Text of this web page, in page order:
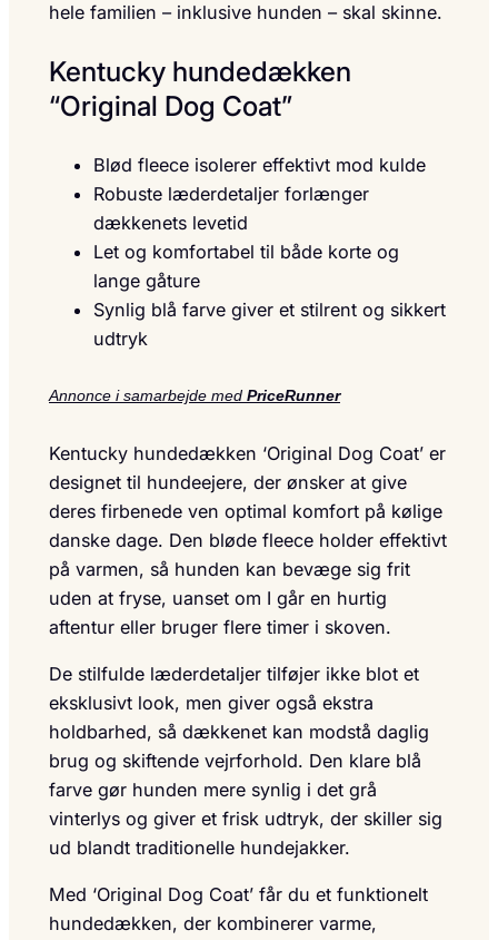
hele familien – inklusive hunden – skal skinne.
Kentucky hundedækken
“Original Dog Coat”
Blød fleece isolerer effektivt mod kulde
Robuste læderdetaljer forlænger
dækkenets levetid
Let og komfortabel til både korte og
lange gåture
Synlig blå farve giver et stilrent og sikkert
udtryk
Annonce i samarbejde med PriceRunner
Kentucky hundedækken ‘Original Dog Coat’ er
designet til hundeejere, der ønsker at give
deres firbenede ven optimal komfort på kølige
danske dage. Den bløde fleece holder effektivt
på varmen, så hunden kan bevæge sig frit
uden at fryse, uanset om I går en hurtig
aftentur eller bruger flere timer i skoven.
De stilfulde læderdetaljer tilføjer ikke blot et
eksklusivt look, men giver også ekstra
holdbarhed, så dækkenet kan modstå daglig
brug og skiftende vejrforhold. Den klare blå
farve gør hunden mere synlig i det grå
vinterlys og giver et frisk udtryk, der skiller sig
ud blandt traditionelle hundejakker.
Med ‘Original Dog Coat’ får du et funktionelt
hundedækken, der kombinerer varme,